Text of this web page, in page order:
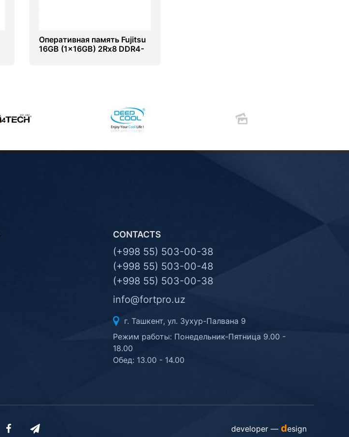
Оперативная память Fujitsu
16GB (1x16GB) 2Rx8 DDR4-
CONTACTS
(+998 55) 503-00-38
(+998 55) 503-00-48
(+998 55) 503-00-38
info@fortpro.uz
г. Ташкент, ул. Зухур-Палвана 9
Режим работы: Понедельник-Пятница 9.00 -
18.00
Обед: 13.00 - 14.00
developer — design